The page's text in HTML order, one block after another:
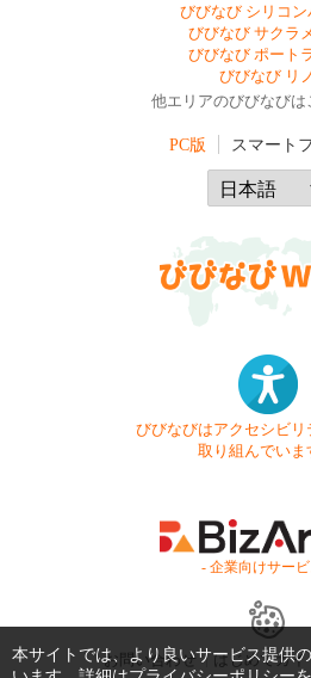
びびなび シリコン
びびなび サクラ
びびなび ポート
びびなび リ
他エリアのびびなびは
PC版 スマート
びびなびはアクセシビリ
取り組んでいま
- 企業向けサー
お問い合わせ はじめてガイ
本サイトでは、より良いサービス提供